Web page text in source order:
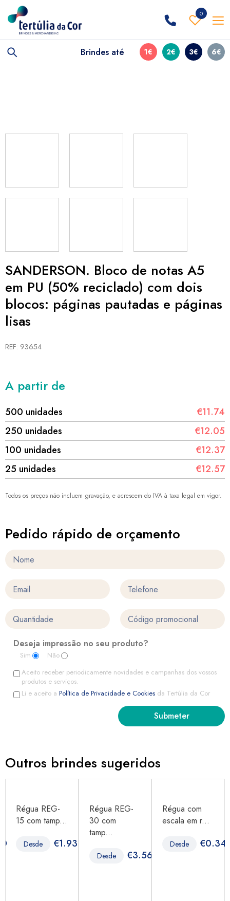
0
Brindes até 1€ 2€ 3€ 6€
SANDERSON. Bloco de notas A5
em PU (50% reciclado) com dois
blocos: páginas pautadas e páginas
lisas
REF: 93654
A partir de
500 unidades
€11.74
250 unidades
€12.05
100 unidades
€12.37
25 unidades
€12.57
Todos os preços não incluem gravação, e acrescem do IVA à taxa legal em vigor.
Pedido rápido de orçamento
Deseja impressão no seu produto?
Sim
Não
Aceito receber periodicamente novidades e campanhas dos vossos
produtos e serviços.
Li e aceito a Política de Privacidade e Cookies da Tertúlia da Cor
Outros brindes sugeridos
Régua REG-
15 com tamp...
Desde €1.93
Régua REG-
30 com
tamp...
Desde €3.56
Régua com
escala em r...
Desde €0.34